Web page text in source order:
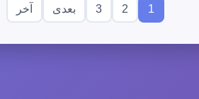
1
2
3 بعدی آخر